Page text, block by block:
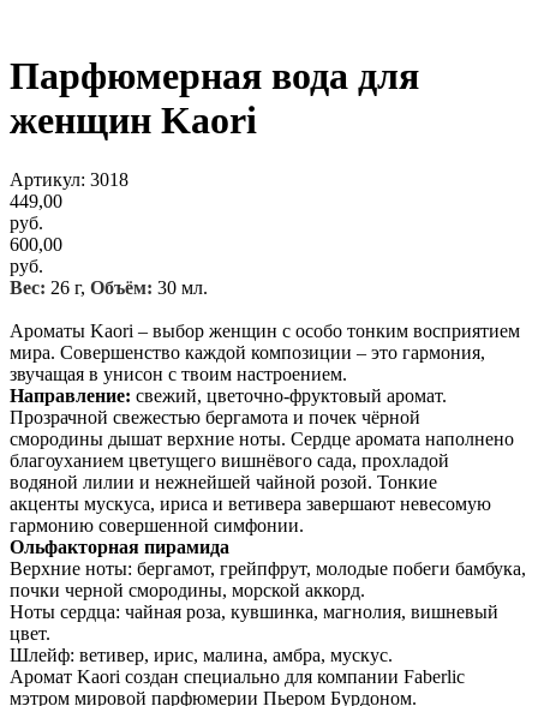
Парфюмерная вода для
женщин Kaori
Артикул: 3018
449,00
руб.
600,00
руб.
Вес: 26 г, Объём: 30 мл.
Ароматы Kaori – выбор женщин с особо тонким восприятием
мира. Совершенство каждой композиции – это гармония,
звучащая в унисон с твоим настроением.
Направление: свежий, цветочно-фруктовый аромат.
Прозрачной свежестью бергамота и почек чёрной
смородины дышат верхние ноты. Сердце аромата наполнено
благоуханием цветущего вишнёвого сада, прохладой
водяной лилии и нежнейшей чайной розой. Тонкие
акценты мускуса, ириса и ветивера завершают невесомую
гармонию совершенной симфонии.
Ольфакторная пирамида
Верхние ноты: бергамот, грейпфрут, молодые побеги бамбука,
почки черной смородины, морской аккорд.
Ноты сердца: чайная роза, кувшинка, магнолия, вишневый
цвет.
Шлейф: ветивер, ирис, малина, амбра, мускус.
Аромат Kaori создан специально для компании Faberlic
мэтром мировой парфюмерии Пьером Бурдоном.